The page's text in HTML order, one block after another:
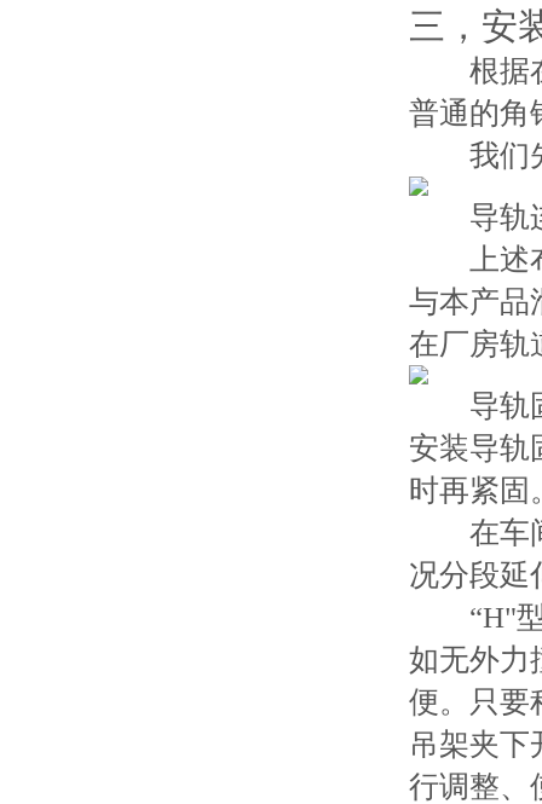
三，安
根据在
普通的角
我们先
导轨连
上述布
与本产品
在厂房轨
导轨固
安装导轨
时再紧固
在车间
况分段延
“H"型
如无外力
便。只要
吊架夹下
行调整、